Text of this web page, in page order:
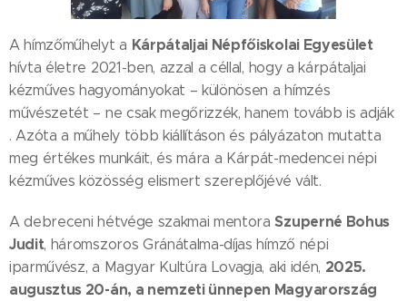
A hímzőműhelyt a Kárpátaljai Népfőiskolai Egyesület
hívta életre 2021-ben, azzal a céllal, hogy a kárpátaljai
kézműves hagyományokat – különösen a hímzés
művészetét – ne csak megőrizzék, hanem tovább is adják
. Azóta a műhely több kiállításon és pályázaton mutatta
meg értékes munkáit, és mára a Kárpát-medencei népi
kézműves közösség elismert szereplőjévé vált.
A debreceni hétvége szakmai mentora Szuperné Bohus
Judit, háromszoros Gránátalma-díjas hímző népi
iparművész, a Magyar Kultúra Lovagja, aki idén, 2025.
augusztus 20-án, a nemzeti ünnepen Magyarország